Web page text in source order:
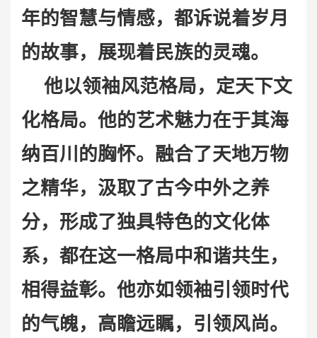
年的智慧与情感，都诉说着岁月
的故事，展现着民族的灵魂。
他以领袖风范格局，定天下文
化格局。 他的艺术魅力在于其海
纳百川的胸怀。融合了天地万物
之精华，汲取了古今中外之养
分，形成了独具特色的文化体
系，都在这一格局中和谐共生，
相得益彰。 他亦如领袖引领时代
的气魄，高瞻远瞩，引领风尚。